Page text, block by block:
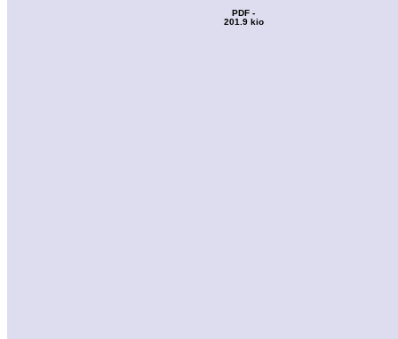
PDF -
201.9 kio